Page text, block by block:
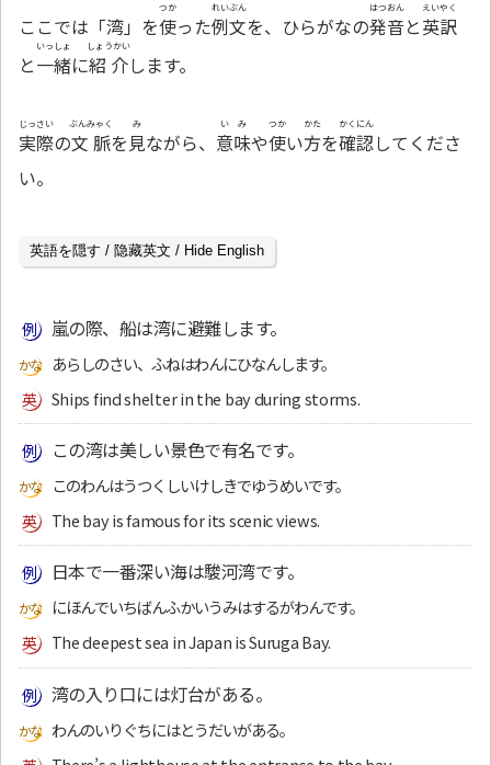
ここでは「湾」を使
つか
った例文
れいぶん
を、ひらがなの発音
はつおん
と英訳
えいやく
と一緒
いっしょ
に紹介
しょうかい
します。
実際
じっさい
の文脈
ぶんみゃく
を見
み
ながら、 意味
いみ
や使
つか
い方
かた
を確認
かくにん
してくださ
い。
英語を隠す / 隐藏英文 / Hide English
嵐の際、船は湾に避難します。
あらしのさい、ふねはわんにひなんします。
Ships find shelter in the bay during storms.
この湾は美しい景色で有名です。
このわんはうつくしいけしきでゆうめいです。
The bay is famous for its scenic views.
日本で一番深い海は駿河湾です。
にほんでいちばんふかいうみはするがわんです。
The deepest sea in Japan is Suruga Bay.
湾の入り口には灯台がある。
わんのいりぐちにはとうだいがある。